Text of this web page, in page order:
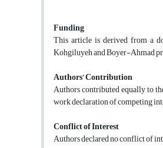
Funding
This article is derived from a
Kohgiluyeh and Boyer-Ahmad
Authors’ Contribution
Authors contributed equally to
work declaration of competing
Conflict of Interest
Authors declared no conflict of